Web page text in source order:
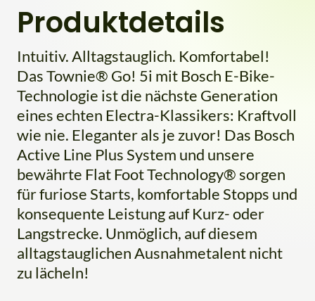
Produktdetails
Intuitiv. Alltagstauglich. Komfortabel!
Das Townie® Go! 5i mit Bosch E-Bike-
Technologie ist die nächste Generation
eines echten Electra-Klassikers: Kraftvoll
wie nie. Eleganter als je zuvor! Das Bosch
Active Line Plus System und unsere
bewährte Flat Foot Technology® sorgen
für furiose Starts, komfortable Stopps und
konsequente Leistung auf Kurz- oder
Langstrecke. Unmöglich, auf diesem
alltagstauglichen Ausnahmetalent nicht
zu lächeln!